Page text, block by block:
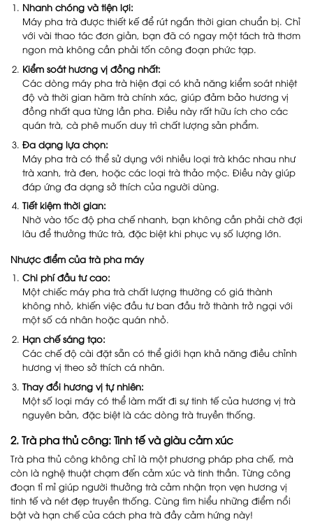
Nhanh chóng và tiện lợi:
Máy pha trà được thiết kế để rút ngắn thời gian chuẩn bị. Chỉ
với vài thao tác đơn giản, bạn đã có ngay một tách trà thơm
ngon mà không cần phải tốn công đoạn phức tạp.
Kiểm soát hương vị đồng nhất:
Các dòng máy pha trà hiện đại có khả năng kiểm soát nhiệt
độ và thời gian hãm trà chính xác, giúp đảm bảo hương vị
đồng nhất qua từng lần pha. Điều này rất hữu ích cho các
quán trà, cà phê muốn duy trì chất lượng sản phẩm.
Đa dạng lựa chọn:
Máy pha trà có thể sử dụng với nhiều loại trà khác nhau như
trà xanh, trà đen, hoặc các loại trà thảo mộc. Điều này giúp
đáp ứng đa dạng sở thích của người dùng.
Tiết kiệm thời gian:
Nhờ vào tốc độ pha chế nhanh, bạn không cần phải chờ đợi
lâu để thưởng thức trà, đặc biệt khi phục vụ số lượng lớn.
Nhược điểm của trà pha máy
Chi phí đầu tư cao:
Một chiếc máy pha trà chất lượng thường có giá thành
không nhỏ, khiến việc đầu tư ban đầu trở thành trở ngại với
một số cá nhân hoặc quán nhỏ.
Hạn chế sáng tạo:
Các chế độ cài đặt sẵn có thể giới hạn khả năng điều chỉnh
hương vị theo sở thích cá nhân.
Thay đổi hương vị tự nhiên:
Một số loại máy có thể làm mất đi sự tinh tế của hương vị trà
nguyên bản, đặc biệt là các dòng trà truyền thống.
2. Trà pha thủ công: Tinh tế và giàu cảm xúc
Trà pha thủ công không chỉ là một phương pháp pha chế, mà
còn là nghệ thuật chạm đến cảm xúc và tinh thần. Từng công
đoạn tỉ mỉ giúp người thưởng trà cảm nhận trọn vẹn hương vị
tinh tế và nét đẹp truyền thống. Cùng tìm hiểu những điểm nổi
bật và hạn chế của cách pha trà đầy cảm hứng này!